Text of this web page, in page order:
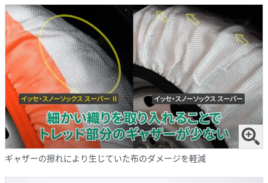
ギャザーの擦れにより生じていた布のダメージを軽減